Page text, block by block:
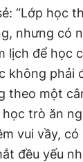
“Lớp học
nhưng có
lịch để học
không
theo một
trò ăn
vui vầy,
đều yếu